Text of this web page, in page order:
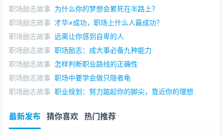
通过罚款来提高做这件事的内在驱动力，就是我们克
服懒散的方法之一，这其实是一种思维，可以运用到很多
的环节中。
比如你计划看书，但是懒得看，你就可以和朋友约
定，如果这周不看完就罚1000。
说白了，就是通过各种方法来督促自己，鞭笞自己去
路是走出来的，事是干出来的，只要人不懒，你的人
生就肯定不赖，不会差！
职场励志故事 为什么你的梦想会累死在半路上？
职场励志故事 才华≠成功，职场上什么人最成功？
职场励志故事 远离让你感到自卑的人
职场励志故事 职场励志：成大事必备九种能力
职场励志故事 怎样判断职业路线的正确性
职场励志故事 职场中要学会做只隐者龟
职场励志故事 职业规划：努力踮起你的脚尖，靠近你的理想
最新发布 猜你喜欢 热门推荐